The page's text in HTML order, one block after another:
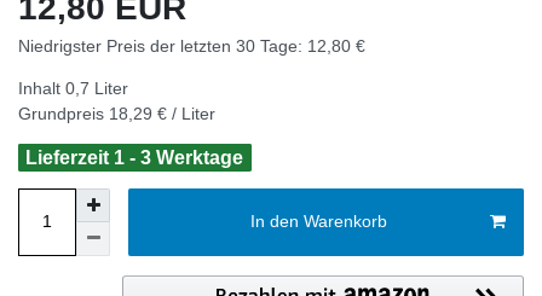
12,80 EUR
Niedrigster Preis der letzten 30 Tage: 12,80 €
Inhalt 0,7 Liter
Grundpreis 18,29 € / Liter
Lieferzeit 1 - 3 Werktage
In den Warenkorb